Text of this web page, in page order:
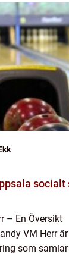
spel för
– En Översikt
VM Herr är
som